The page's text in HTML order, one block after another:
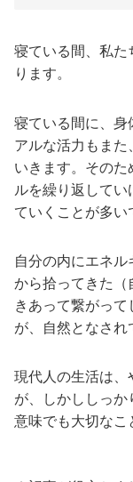
寝ている間、私た
ります。
寝ている間に、身
アルな活力もまた
いきます。そのた
ルを繰り返して
ていくことが多い
自分の内にエネ
から拾ってきた（
きあって繋がって
が、自然となされ
現代人の生活は、
が、しかししっか
意味でも大切なこ